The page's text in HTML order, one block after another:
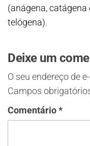
(anágena, catágena
telógena).
Deixe um
O seu endereço de
Campos
Comentário*